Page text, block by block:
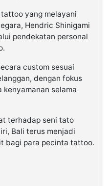
yang melayani
Hendric Shinigami
pendekatan personal
custom sesuai
dengan fokus
selama
terhadap seni tato
Bali terus menjadi
bagi para pecinta tattoo.